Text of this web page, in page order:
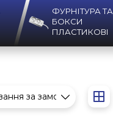
ФУРНІТУРА ТА
БОКСИ
ПЛАСТИКОВІ